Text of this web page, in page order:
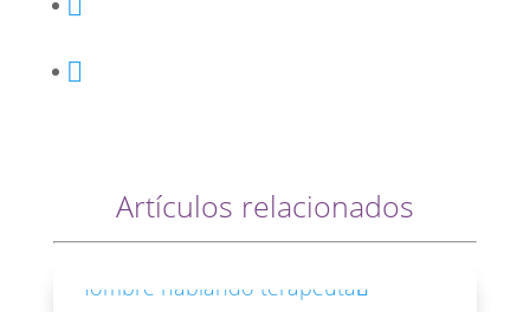
Artículos relacionados